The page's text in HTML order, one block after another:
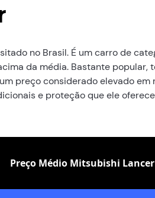
no Brasil. É um carro de
da média. Bastante
preço considerado elevado
e proteção que ele
Preço Médio Mitsubishi Lancer